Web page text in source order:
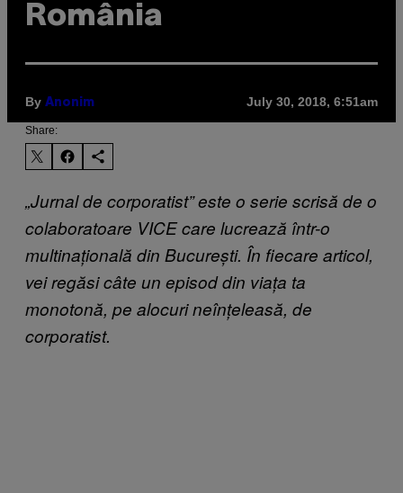
România
By Anonim July 30, 2018, 6:51am
Share:
„Jurnal de corporatist” este o serie scrisă de o
colaboratoare VICE care lucrează într-o
multinațională din București. În fiecare articol,
vei regăsi câte un episod din viața ta
monotonă, pe alocuri neînțeleasă, de
corporatist.